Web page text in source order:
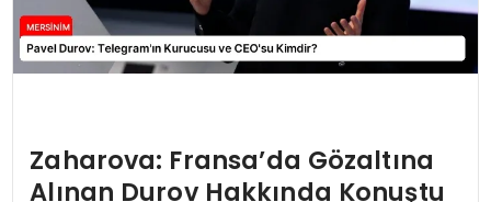
Zaharova: Fransa’da Gözaltına
Alınan Durov Hakkında Konuştu